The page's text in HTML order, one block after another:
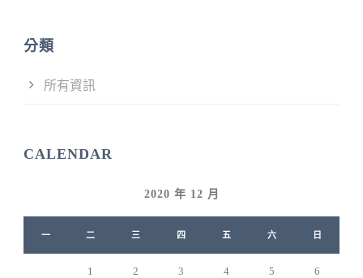
分類
所有資訊
CALENDAR
2020 年 12 月
一 二 三 四 五 六 日
1 2 3 4 5 6